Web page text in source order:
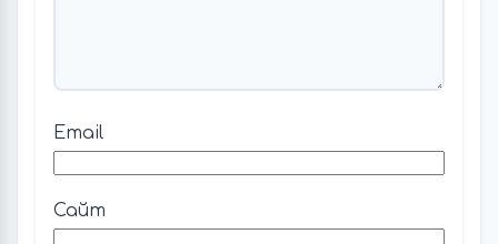
Email
Сайт